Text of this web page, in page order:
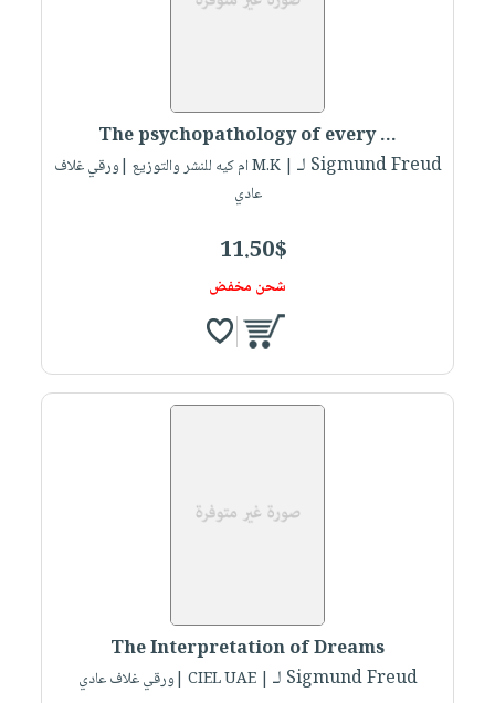
The psychopathology of every ...
لـ Sigmund Freud
| M.K ام كيه للنشر والتوزيع |ورقي غلاف
عادي
11.50$
شحن مخفض
The Interpretation of Dreams
لـ Sigmund Freud
| CIEL UAE |ورقي غلاف عادي